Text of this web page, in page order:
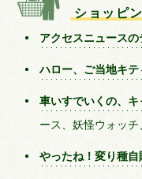
ショッピ
アクセスニュース
ハロー、ご当地キ
車いすでいくの、
ース、妖怪ウォッ
やったね！変り種自